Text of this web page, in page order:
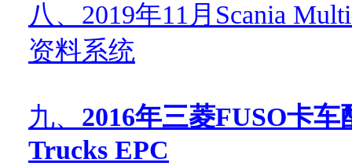
八、 2019年11 月 Scania Multi
资料系统
九、 2016年三菱FUSO卡车
Trucks EPC